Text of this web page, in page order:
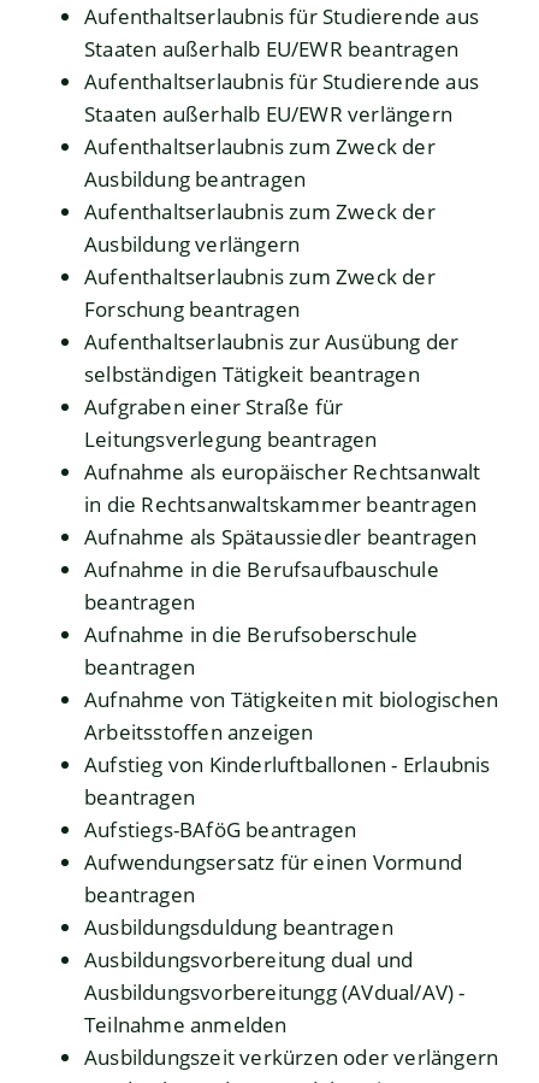
Aufenthaltserlaubnis für Studierende aus
Staaten außerhalb EU/EWR beantragen
Aufenthaltserlaubnis für Studierende aus
Staaten außerhalb EU/EWR verlängern
Aufenthaltserlaubnis zum Zweck der
Ausbildung beantragen
Aufenthaltserlaubnis zum Zweck der
Ausbildung verlängern
Aufenthaltserlaubnis zum Zweck der
Forschung beantragen
Aufenthaltserlaubnis zur Ausübung der
selbständigen Tätigkeit beantragen
Aufgraben einer Straße für
Leitungsverlegung beantragen
Aufnahme als europäischer Rechtsanwalt
in die Rechtsanwaltskammer beantragen
Aufnahme als Spätaussiedler beantragen
Aufnahme in die Berufsaufbauschule
beantragen
Aufnahme in die Berufsoberschule
beantragen
Aufnahme von Tätigkeiten mit biologischen
Arbeitsstoffen anzeigen
Aufstieg von Kinderluftballonen - Erlaubnis
beantragen
Aufstiegs-BAföG beantragen
Aufwendungsersatz für einen Vormund
beantragen
Ausbildungsduldung beantragen
Ausbildungsvorbereitung dual und
Ausbildungsvorbereitungg (AVdual/AV) -
Teilnahme anmelden
Ausbildungszeit verkürzen oder verlängern